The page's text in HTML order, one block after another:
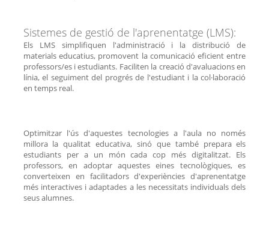
Sistemes de gestió de l'aprenentatge (LMS):
Els LMS simplifiquen l'administració i la distribució de
materials educatius, promovent la comunicació eficient entre
professors/es i estudiants. Faciliten la creació d'avaluacions en
línia, el seguiment del progrés de l'estudiant i la col·laboració
en temps real.
Optimitzar l'ús d'aquestes tecnologies a l'aula no només
millora la qualitat educativa, sinó que també prepara els
estudiants per a un món cada cop més digitalitzat. Els
professors, en adoptar aquestes eines tecnològiques, es
converteixen en facilitadors d'experiències d'aprenentatge
més interactives i adaptades a les necessitats individuals dels
seus alumnes.